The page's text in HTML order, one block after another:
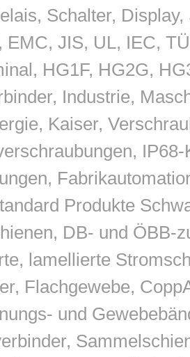
Schalter,
EMC, JIS, UL, IEC,
HG1F, HG2G,
Industrie,
Kaiser,
Produkte
DB- und ÖBB-
lamellierte
Flachgewebe,
und